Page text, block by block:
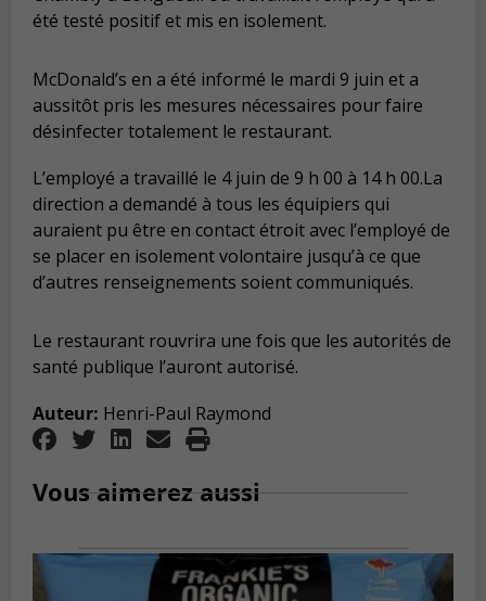
été testé positif et mis en isolement.
McDonald’s en a été informé le mardi 9 juin et a
aussitôt pris les mesures nécessaires pour faire
désinfecter totalement le restaurant.
L’employé a travaillé le 4 juin de 9 h 00 à 14 h 00.La
direction a demandé à tous les équipiers qui
auraient pu être en contact étroit avec l’employé de
se placer en isolement volontaire jusqu’à ce que
d’autres renseignements soient communiqués.
Le restaurant rouvrira une fois que les autorités de
santé publique l’auront autorisé.
Auteur: Henri-Paul Raymond
Vous aimerez aussi